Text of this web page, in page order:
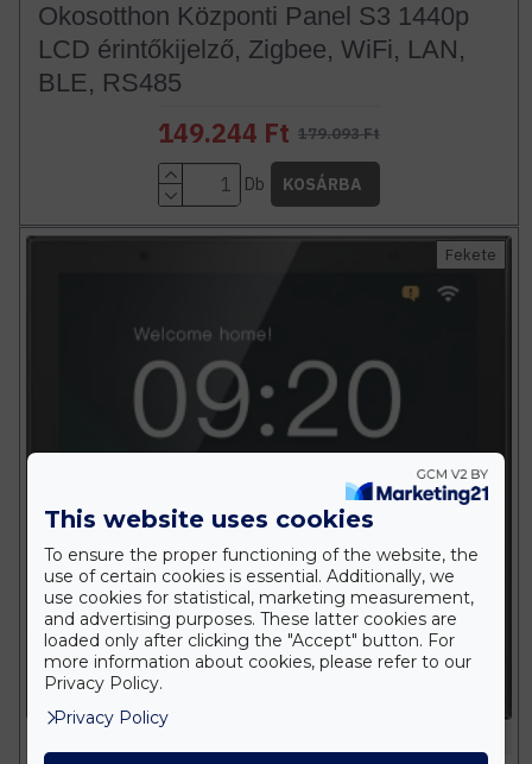
Okosotthon Központi Panel S3 1440p
LCD érintőkijelző, Zigbee, WiFi, LAN,
BLE, RS485
149.244 Ft 179.093 Ft
Db KOSÁRBA
Fekete
This website uses cookies
To ensure the proper functioning of the website, the
use of certain cookies is essential. Additionally, we
use cookies for statistical, marketing measurement,
and advertising purposes. These latter cookies are
loaded only after clicking the "Accept" button. For
more information about cookies, please refer to our
Privacy Policy.
Privacy Policy